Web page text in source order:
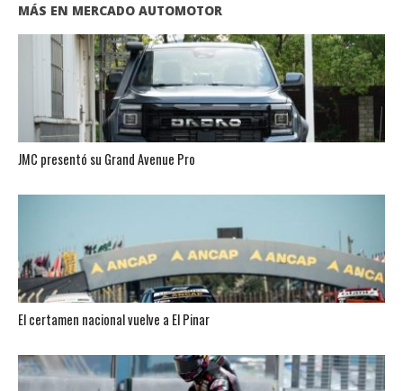
MÁS EN MERCADO AUTOMOTOR
JMC presentó su Grand Avenue Pro
El certamen nacional vuelve a El Pinar